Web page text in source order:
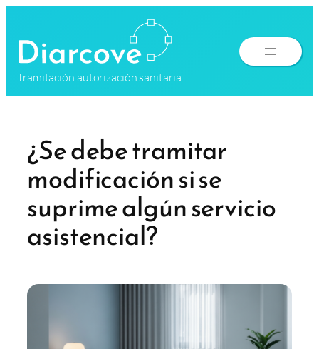
contenido
Tramitación autorización sanitaria
¿Se debe tramitar
modificación si se
suprime algún servicio
asistencial?